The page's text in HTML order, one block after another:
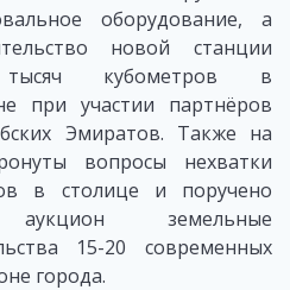
оборудование, а
новой станции
кубометров в
при участии партнёров
Эмиратов. Также на
вопросы нехватки
в столице и поручено
земельные
15-20 современных
города.